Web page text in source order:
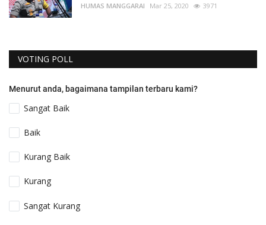
HUMAS MANGGARAI Mar 25, 2020 3971
VOTING POLL
Menurut anda, bagaimana tampilan terbaru kami?
Sangat Baik
Baik
Kurang Baik
Kurang
Sangat Kurang